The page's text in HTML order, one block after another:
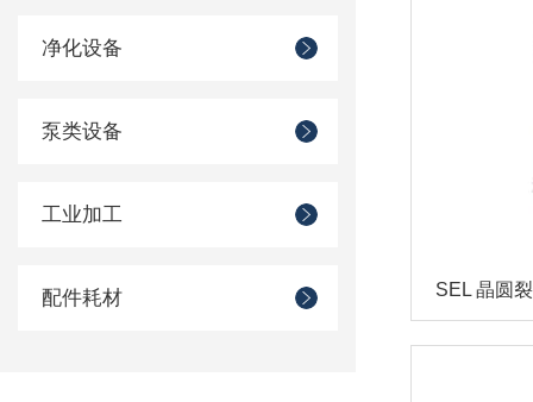
净化设备
泵类设备
工业加工
配件耗材 SEL 晶圆